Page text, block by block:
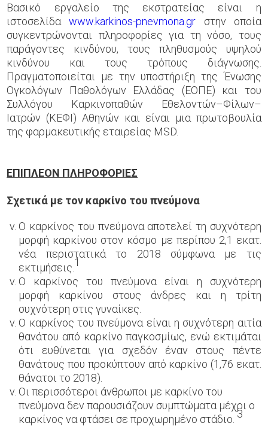
Βασικό εργαλείο της εκστρατείας είναι η
ιστοσελίδαwww.karkinos-pnevmona.gr στην οποία
συγκεντρώνονται πληροφορίες για τη νόσο, τους
παράγοντες κινδύνου, τους πληθυσμούς υψηλού
κινδύνου και τους τρόπους διάγνωσης.
Πραγματοποιείται με την υποστήριξη της Ένωσης
Ογκολόγων Παθολόγων Ελλάδας (ΕΟΠΕ) και του
Συλλόγου Καρκινοπαθών Εθελοντών–Φίλων–
Ιατρών (ΚΕΦΙ) Αθηνών και είναι μια πρωτοβουλία
της φαρμακευτικής εταιρείας MSD.
ΕΠΙΠΛΕΟΝ ΠΛΗΡΟΦΟΡΙΕΣ
Σχετικά με τον καρκίνο του πνεύμονα
Ο καρκίνος του πνεύμονα αποτελεί τη συχνότερη
μορφή καρκίνου στον κόσμο με περίπου 2,1 εκατ.
νέα περιστατικά το 2018 σύμφωνα με τις
εκτιμήσεις. 1
Ο καρκίνος του πνεύμονα είναι η συχνότερη
μορφή καρκίνου στους άνδρες και η τρίτη
συχνότερη στις γυναίκες.
Ο καρκίνος του πνεύμονα είναι η συχνότερη αιτία
θανάτου από καρκίνο παγκοσμίως, ενώ εκτιμάται
ότι ευθύνεται για σχεδόν έναν στους πέντε
θανάτους που προκύπτουν από καρκίνο (1,76 εκατ.
θάνατοι το 2018).
Οι περισσότεροι άνθρωποι με καρκίνο του
πνεύμονα δεν παρουσιάζουν συμπτώματα μέχρι ο
καρκίνος να φτάσει σε προχωρημένο στάδιο. 3